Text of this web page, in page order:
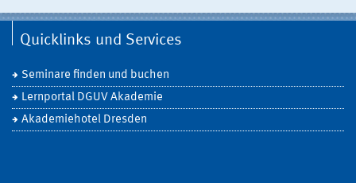
Quicklinks und Services
Seminare finden und buchen
Lernportal DGUV Akademie
Akademiehotel Dresden